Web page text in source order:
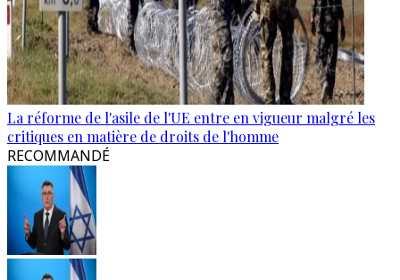
La réforme de l'asile de l'UE entre en vigueur malgré les
critiques en matière de droits de l'homme
RECOMMANDÉ